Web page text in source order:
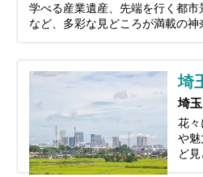
学べる産業遺産、先端を行く都
など、多彩な見どころが満載の神
埼
埼
花々
や魅
ど